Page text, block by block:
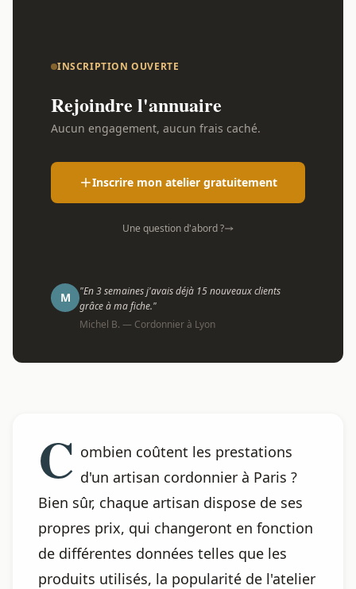
INSCRIPTION OUVERTE
Rejoindre l'annuaire
Aucun engagement, aucun frais caché.
Inscrire mon atelier gratuitement
Une question d'abord ?
M
"En 3 semaines j'avais déjà 15 nouveaux clients
grâce à ma fiche."
Michel B. — Cordonnier à Lyon
C ombien coûtent les prestations
d'un artisan cordonnier à Paris ?
Bien sûr, chaque artisan dispose de ses
propres prix, qui changeront en fonction
de différentes données telles que les
produits utilisés, la popularité de l'atelier